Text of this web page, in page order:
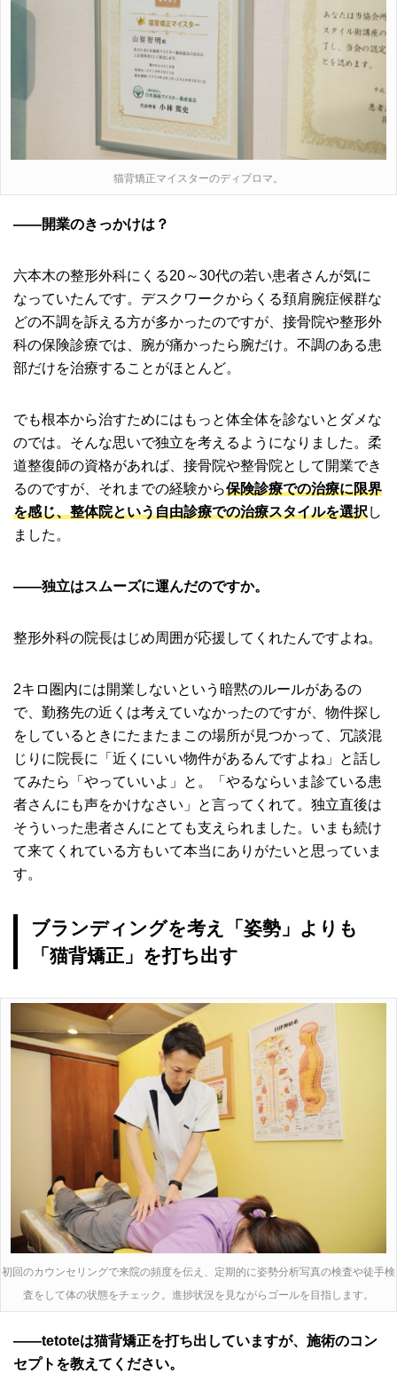
猫背矯正マイスターのディプロマ。
――開業のきっかけは？
六本木の整形外科にくる20～30代の若い患者さんが気に
なっていたんです。デスクワークからくる頚肩腕症候群な
どの不調を訴える方が多かったのですが、接骨院や整形外
科の保険診療では、腕が痛かったら腕だけ。不調のある患
部だけを治療することがほとんど。
でも根本から治すためにはもっと体全体を診ないとダメな
のでは。そんな思いで独立を考えるようになりました。柔
道整復師の資格があれば、接骨院や整骨院として開業でき
るのですが、それまでの経験から保険診療での治療に限界
を感じ、整体院という自由診療での治療スタイルを選択し
ました。
――独立はスムーズに運んだのですか。
整形外科の院長はじめ周囲が応援してくれたんですよね。
2キロ圏内には開業しないという暗黙のルールがあるの
で、勤務先の近くは考えていなかったのですが、物件探し
をしているときにたまたまこの場所が見つかって、冗談混
じりに院長に「近くにいい物件があるんですよね」と話し
てみたら「やっていいよ」と。「やるならいま診ている患
者さんにも声をかけなさい」と言ってくれて。独立直後は
そういった患者さんにとても支えられました。いまも続け
て来てくれている方もいて本当にありがたいと思っていま
す。
ブランディングを考え「姿勢」よりも
「猫背矯正」を打ち出す
初回のカウンセリングで来院の頻度を伝え、定期的に姿勢分析写真の検査や徒手検
査をして体の状態をチェック。進捗状況を見ながらゴールを目指します。
――tetoteは猫背矯正を打ち出していますが、施術のコン
セプトを教えてください。